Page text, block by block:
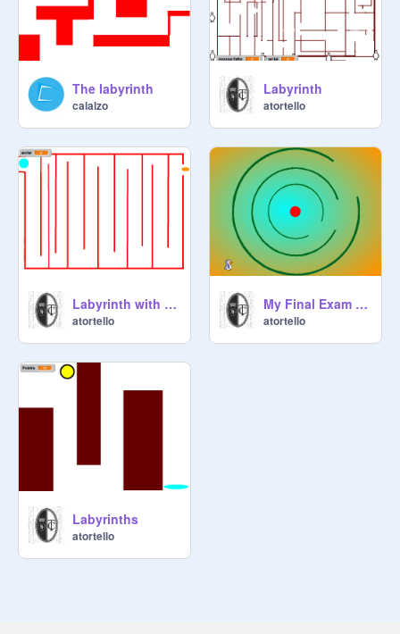
The labyrinth
calalzo
Labyrinth
atortello
Labyrinth with Uranus
atortello
My Final Exam remix
atortello
Labyrinths
atortello